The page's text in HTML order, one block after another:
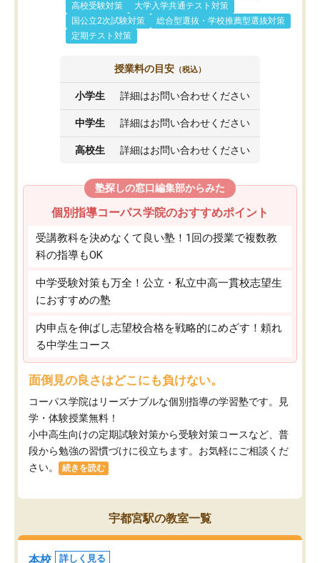
高校受験対策
大学入学共通テスト対策
国公立2次試験対策
総合型選抜・学校推薦型選抜対策
定期テスト対策
授業料の目安 （税込）
小学生 詳細はお問い合わせください
中学生 詳細はお問い合わせください
高校生 詳細はお問い合わせください
塾探しの窓口編集部からみた
個別指導コーパス学院のおすすめポイント
受講教科を決めなくて良い塾！1回の授業で複数教
科の指導もOK
中学受験対策も万全！公立・私立中高一貫校志望生
におすすめの塾
内申点を伸ばし志望校合格を戦略的にめざす！頼れ
る中学生コース
面倒見の良さはどこにも負けない。
コーパス学院はリーズナブルな個別指導の学習塾です。見
学・体験授業無料！
小中高生向けの定期試験対策から受験対策コースなど、普
段から勉強の習慣づけに役立ちます。お気軽にご相談くだ
さい。
続きを読む
宇都宮駅の教室一覧
本校 詳しく見る